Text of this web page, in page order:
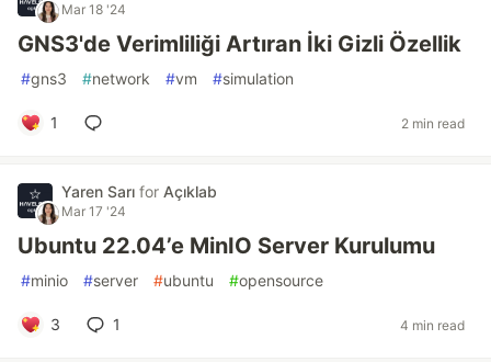
Mar 18 '24
GNS3'de Verimliliği Artıran İki Gizli Özellik
#gns3 #network #vm #simulation
1 2 min read
Yaren Sarı for Açıklab
Mar 17 '24
Ubuntu 22.04’e MinIO Server Kurulumu
#minio #server #ubuntu #opensource
3 1 4 min read